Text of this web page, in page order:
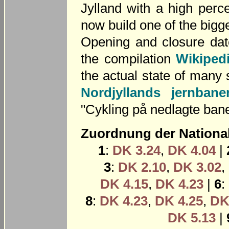
Jylland with a high
now build one of the
Opening and closure
the compilation
the actual state of many
Nordjyllands
"Cykling på nedlagte
Zuordnung der
1: DK 3.24, DK 4.04|
3: DK 2.10, DK 3.02,
DK 4.15, DK 4.23| 6:
8: DK 4.23, DK 4.25,
DK 5.13 |